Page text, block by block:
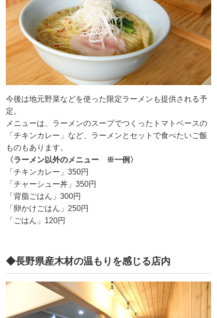
今後は地元野菜などを使った限定ラーメンも提供される予
定。
メニューは、ラーメンのスープでつくったトマトベースの
「チキンカレー」など、ラーメンとセットで食べたいご飯
ものもあります。
〈ラーメン以外のメニュー ※一例〉
「チキンカレー」350円
「チャーシュー丼」350円
「背脂ごはん」300円
「卵かけごはん」250円
「ごはん」120円
◆長野県産木材の温もりを感じる店内